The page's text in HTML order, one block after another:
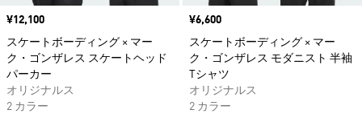
価格
¥12,100
スケートボーディング × マー
ク・ゴンザレス スケートヘッド
パーカー
オリジナルス
2 カラー
価格
¥6,600
スケートボーディング × マー
ク・ゴンザレス モダニスト 半袖
Tシャツ
オリジナルス
2 カラー